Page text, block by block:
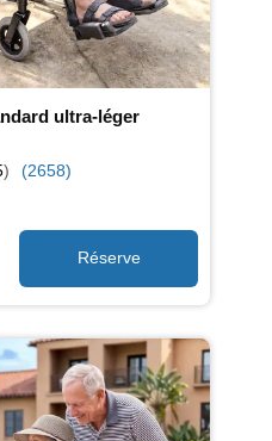
ultra-léger
) (2658)